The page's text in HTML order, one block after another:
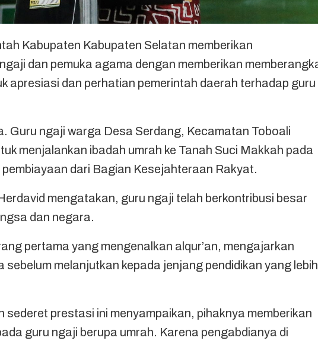
Kabupaten Kabupaten Selatan memberikan
dan pemuka agama dengan memberikan
apresiasi dan perhatian pemerintah daerah terhadap guru
Guru ngaji warga Desa Serdang, Kecamatan Toboali
menjalankan ibadah umrah ke Tanah Suci Makkah pada
dari Bagian Kesejahteraan Rakyat.
mengatakan, guru ngaji telah berkontribusi besar
dan negara.
pertama yang mengenalkan alqur’an, mengajarkan
sebelum melanjutkan kepada jenjang pendidikan yang lebih
sederet prestasi ini menyampaikan, pihaknya memberikan
guru ngaji berupa umrah. Karena pengabdianya di